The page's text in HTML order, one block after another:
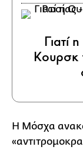
Γιατί
Κουρσκ
Η Μόσχα